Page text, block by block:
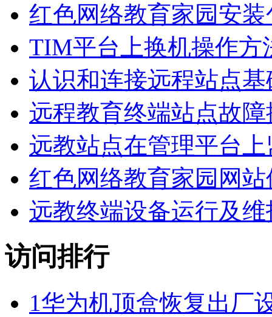
红色网络教育家园安装
TIM平台上换机操作方
认识和连接远程站点
远程教育终端站点故
远教站点在管理平台
红色网络教育家园网
远教终端设备运行及
访问排行
1华为机顶盒恢复出厂